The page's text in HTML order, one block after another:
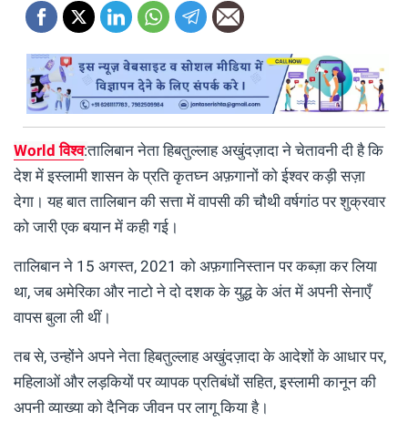
World विश्व:तालिबान नेता हिबतुल्लाह अखुंदज़ादा ने चेतावनी दी है कि
देश में इस्लामी शासन के प्रति कृतघ्न अफ़गानों को ईश्वर कड़ी सज़ा
देगा। यह बात तालिबान की सत्ता में वापसी की चौथी वर्षगांठ पर शुक्रवार
को जारी एक बयान में कही गई।
तालिबान ने 15 अगस्त, 2021 को अफ़गानिस्तान पर कब्ज़ा कर लिया
था, जब अमेरिका और नाटो ने दो दशक के युद्ध के अंत में अपनी सेनाएँ
वापस बुला ली थीं।
तब से, उन्होंने अपने नेता हिबतुल्लाह अखुंदज़ादा के आदेशों के आधार पर,
महिलाओं और लड़कियों पर व्यापक प्रतिबंधों सहित, इस्लामी कानून की
अपनी व्याख्या को दैनिक जीवन पर लागू किया है।